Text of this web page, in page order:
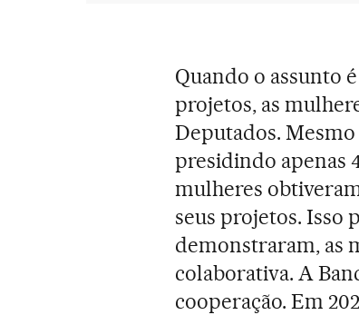
Quando o assunto
projetos, as
Deputados.
presidindo apenas
mulheres
seus projetos. Isso
demonstraram, as
colaborativa. A
cooperação. Em